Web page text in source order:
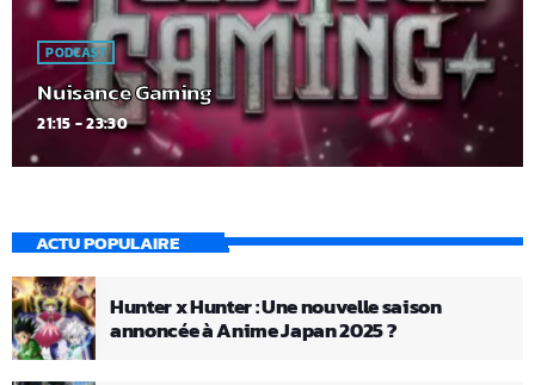
PODCAST
Nuisance Gaming
21:15 - 23:30
ACTU POPULAIRE
Hunter x Hunter : Une nouvelle saison
annoncée à Anime Japan 2025 ?